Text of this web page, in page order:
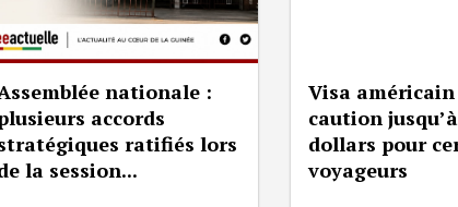
nationale :
accords
ratifiés lors
la session...
Visa
caution
dollars pour
voyageurs